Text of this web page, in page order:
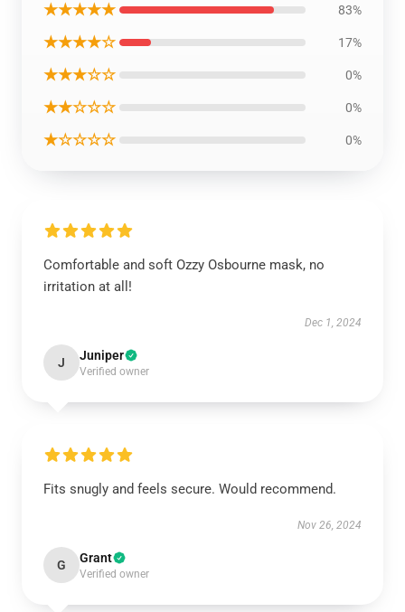
★★★★★ 83%
★★★★☆ 17%
★★★☆☆ 0%
★★☆☆☆ 0%
★☆☆☆☆ 0%
Comfortable and soft Ozzy Osbourne mask, no
irritation at all!
Dec 1, 2024
J Juniper
Verified owner
Fits snugly and feels secure. Would recommend.
Nov 26, 2024
G Grant
Verified owner